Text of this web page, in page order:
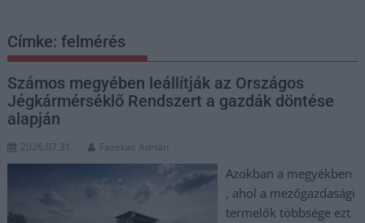
Címke:felmérés
Számos megyében leállítják az Országos
Jégkármérséklő Rendszert a gazdák döntése
alapján
2026.07.31. Fazekas Adrián
Azokban a megyékben
, ahol a mezőgazdasági
termelők többsége ezt